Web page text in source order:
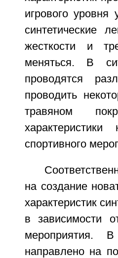
игрового уровня
синтетические
жесткости и
меняться. В
проводятся
проводить
травяном
спортивного
на создание
характеристик
в зависимости
мероприятия. В
направлено на